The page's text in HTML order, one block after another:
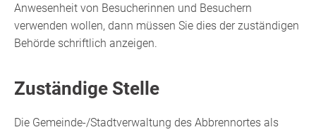
Anwesenheit von Besucherinnen und Besuchern
verwenden wollen, dann müssen Sie dies der zuständigen
Behörde schriftlich anzeigen.
Zuständige Stelle
Die Gemeinde-/Stadtverwaltung des Abbrennortes als